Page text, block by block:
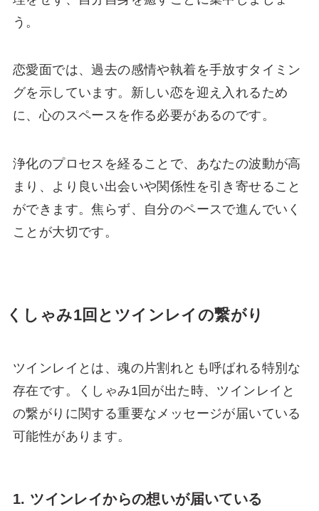
う。
恋愛面では、過去の感情や執着を手放すタイミン
グを示しています。新しい恋を迎え入れるため
に、心のスペースを作る必要があるのです。
浄化のプロセスを経ることで、あなたの波動が高
まり、より良い出会いや関係性を引き寄せること
ができます。焦らず、自分のペースで進んでいく
ことが大切です。
くしゃみ1回とツインレイの繋がり
ツインレイとは、魂の片割れとも呼ばれる特別な
存在です。くしゃみ1回が出た時、ツインレイと
の繋がりに関する重要なメッセージが届いている
可能性があります。
1. ツインレイからの想いが届いている